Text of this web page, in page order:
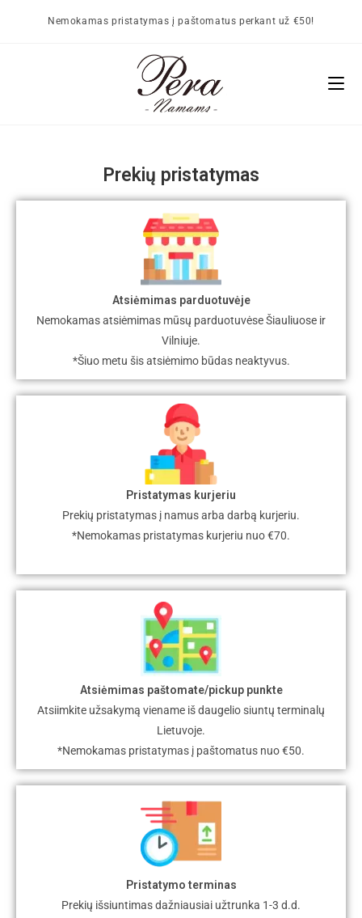
Nemokamas pristatymas į paštomatus perkant už €50!
Prekių pristatymas
Atsiėmimas parduotuvėje
Nemokamas atsiėmimas mūsų parduotuvėse Šiauliuose ir
Vilniuje.
*Šiuo metu šis atsiėmimo būdas neaktyvus.
Pristatymas kurjeriu
Prekių pristatymas į namus arba darbą kurjeriu.
*Nemokamas pristatymas kurjeriu nuo €70.
Atsiėmimas paštomate/pickup punkte
Atsiimkite užsakymą viename iš daugelio siuntų terminalų
Lietuvoje.
*Nemokamas pristatymas į paštomatus nuo €50.
Pristatymo terminas
Prekių išsiuntimas dažniausiai užtrunka 1-3 d.d.